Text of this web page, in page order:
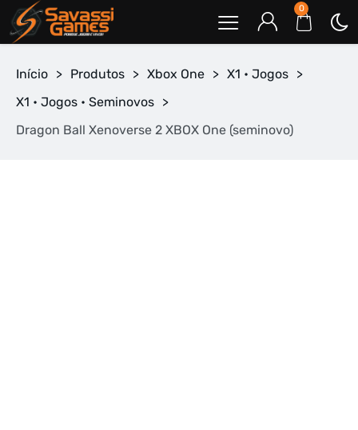
0
Início > Produtos > Xbox One > X1 • Jogos >
X1 • Jogos • Seminovos >
Dragon Ball Xenoverse 2 XBOX One (seminovo)